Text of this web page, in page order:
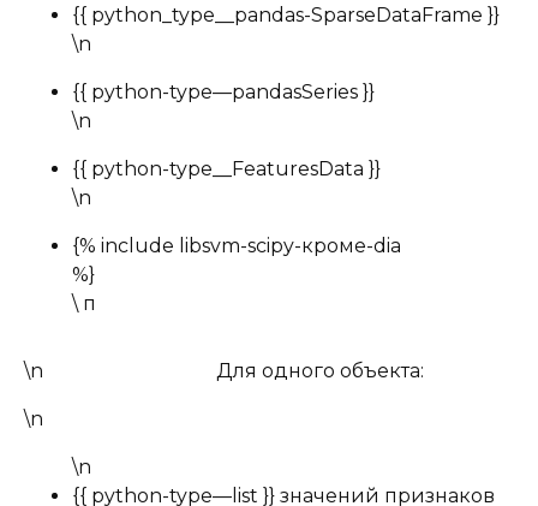
{{ python_type__pandas-SparseDataFrame }}
\n
{{ python-type—pandasSeries }}
\n
{{ python-type__FeaturesData }}
\n
{% include libsvm-scipy-кроме-dia
%}
\ п
\n Для одного объекта:
\n
\n
{{ python-type—list }} значений признаков